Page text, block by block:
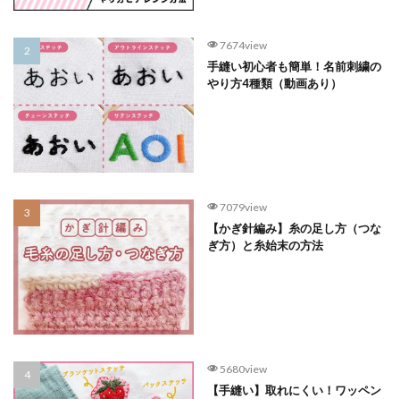
7674view
手縫い初心者も簡単！名前刺繍の
やり方4種類（動画あり）
7079view
【かぎ針編み】糸の足し方（つな
ぎ方）と糸始末の方法
5680view
【手縫い】取れにくい！ワッペン